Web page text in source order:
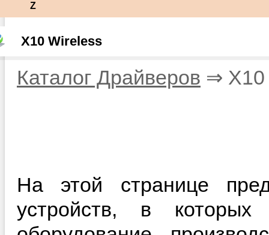
Z
X10 Wireless
Каталог Драйверов ⇒ X10
На этой странице
устройств, в